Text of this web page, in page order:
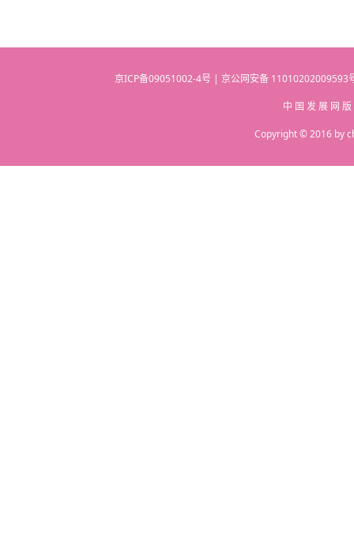
京ICP备09051002-4号 | 京公网安备
中 国 发 展 网
Copyright © 2016 by